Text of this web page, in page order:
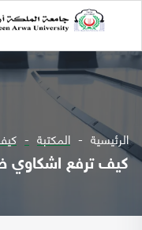
الرئيسية المكتبة
كيف ترفع اشكاوي